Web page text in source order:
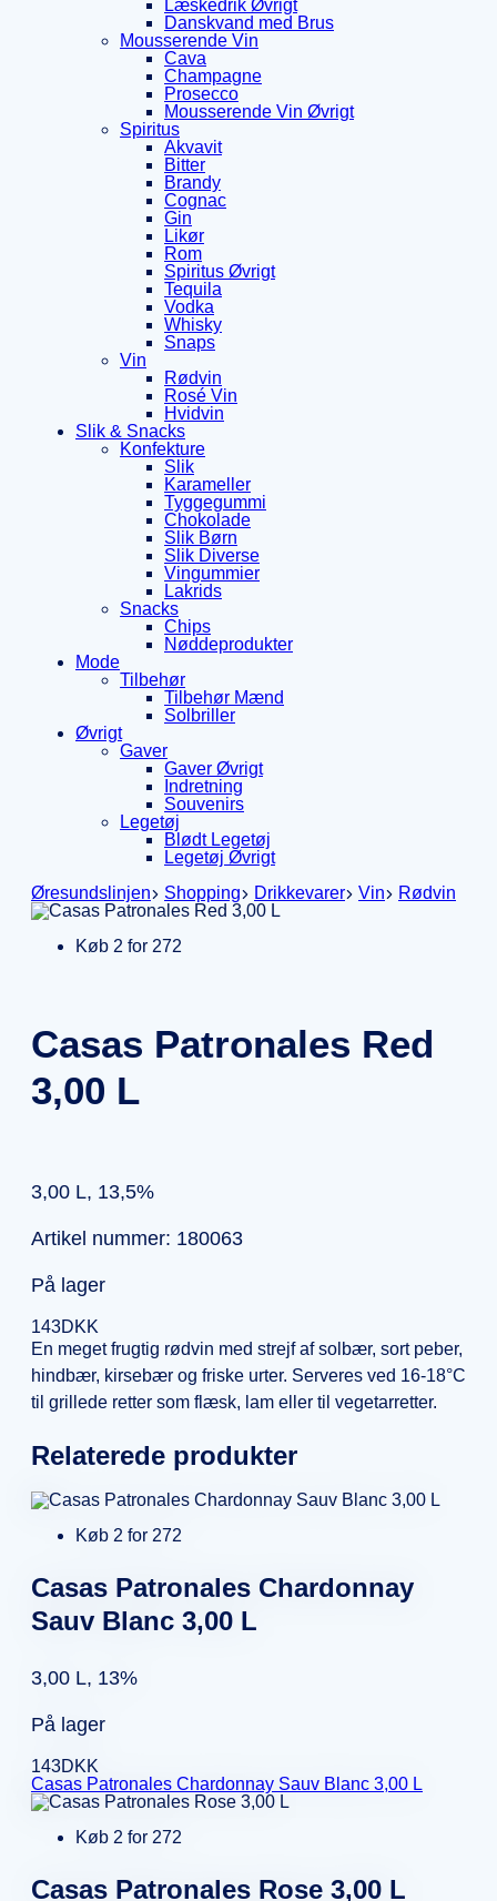
Læskedrik Øvrigt
Danskvand med Brus
Mousserende Vin
Cava
Champagne
Prosecco
Mousserende Vin Øvrigt
Spiritus
Akvavit
Bitter
Brandy
Cognac
Gin
Likør
Rom
Spiritus Øvrigt
Tequila
Vodka
Whisky
Snaps
Vin
Rødvin
Rosé Vin
Hvidvin
Slik & Snacks
Konfekture
Slik
Karameller
Tyggegummi
Chokolade
Slik Børn
Slik Diverse
Vingummier
Lakrids
Snacks
Chips
Nøddeprodukter
Mode
Tilbehør
Tilbehør Mænd
Solbriller
Øvrigt
Gaver
Gaver Øvrigt
Indretning
Souvenirs
Legetøj
Blødt Legetøj
Legetøj Øvrigt
Øresundslinjen
Shopping Drikkevarer Vin Rødvin
Køb 2 for 272
Casas Patronales Red
3,00 L
3,00 L, 13,5%
Artikel nummer: 180063
På lager
143DKK
En meget frugtig rødvin med strejf af solbær, sort peber,
hindbær, kirsebær og friske urter. Serveres ved 16-18°C
til grillede retter som flæsk, lam eller til vegetarretter.
Relaterede produkter
Køb 2 for 272
Casas Patronales Chardonnay
Sauv Blanc 3,00 L
3,00 L, 13%
På lager
143DKK
Casas Patronales Chardonnay Sauv Blanc 3,00 L
Køb 2 for 272
Casas Patronales Rose 3,00 L